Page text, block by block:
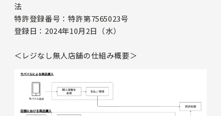
法
特許登録番号：特許第7565023号
登録日：2024年10月2日（水）
＜レジなし無人店舗の仕組み概要＞